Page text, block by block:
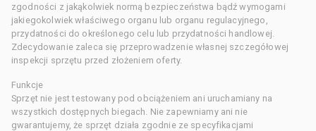
zgodności z jakąkolwiek normą bezpieczeństwa bądź wymogami
jakiegokolwiek właściwego organu lub organu regulacyjnego,
przydatności do określonego celu lub przydatności handlowej.
Zdecydowanie zaleca się przeprowadzenie własnej szczegółowej
inspekcji sprzętu przed złożeniem oferty.
Funkcje
Sprzęt nie jest testowany pod obciążeniem ani uruchamiany na
wszystkich dostępnych biegach. Nie zapewniamy ani nie
gwarantujemy, że sprzęt działa zgodnie ze specyfikacjami